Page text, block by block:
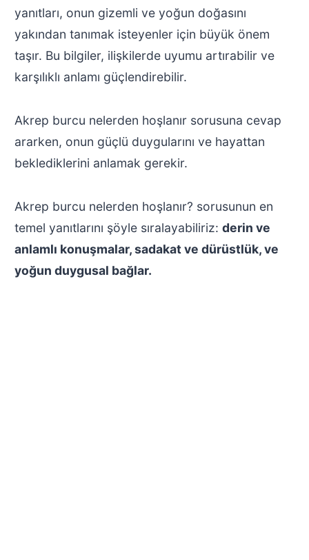
yanıtları, onun gizemli ve yoğun doğasını
yakından tanımak isteyenler için büyük önem
taşır. Bu bilgiler, ilişkilerde uyumu artırabilir ve
karşılıklı anlamı güçlendirebilir.
Akrep burcu nelerden hoşlanır sorusuna cevap
ararken, onun güçlü duygularını ve hayattan
beklediklerini anlamak gerekir.
Akrep burcu nelerden hoşlanır? sorusunun en
temel yanıtlarını şöyle sıralayabiliriz: derin ve
anlamlı konuşmalar, sadakat ve dürüstlük, ve
yoğun duygusal bağlar.